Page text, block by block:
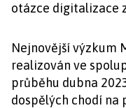
otázce digitalizace
Nejnovější výzkum
realizován ve
průběhu dubna
dospělých chodí